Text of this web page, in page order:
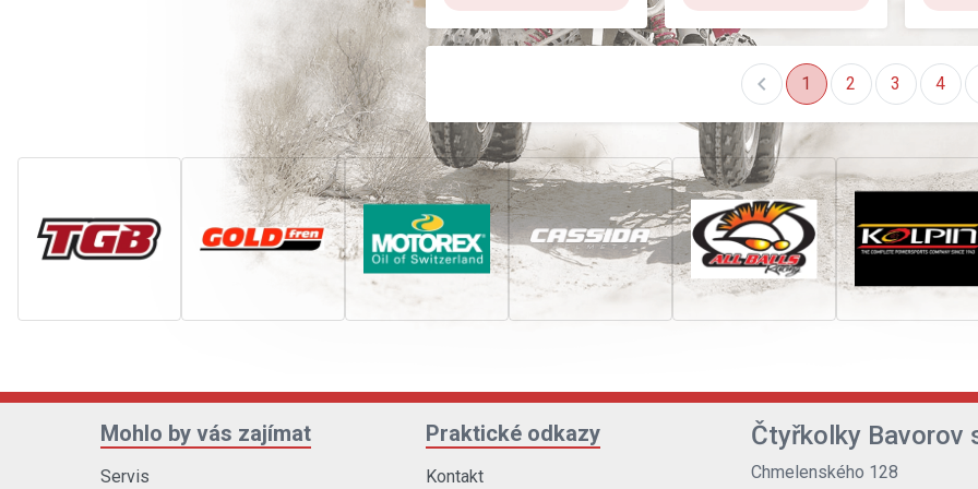
chevron_left 1 2 3 4
Mohlo by vás zajímat
Servis
Praktické odkazy
Kontakt
Čtyřkolky Bavorov
Chmelenského 128